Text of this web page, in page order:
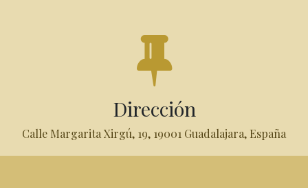
Dirección
Calle Margarita Xirgú, 19, 19001 Guadalajara, España